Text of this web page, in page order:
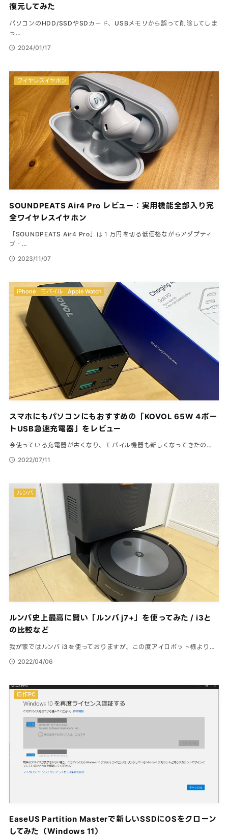
復元してみた
パソコンのHDD/SSDやSDカード、USBメモリから誤って削除してしま
っ…
2024/01/17
SOUNDPEATS Air4 Pro レビュー：実用機能全部入り完
全ワイヤレスイヤホン
「SOUNDPEATS Air4 Pro」は１万円を切る低価格ながらアダプティ
ブ・…
2023/11/07
ワイヤレスイヤホン
スマホにもパソコンにもおすすめの「KOVOL 65W 4ポー
トUSB急速充電器」をレビュー
今使っている充電器が古くなり、モバイル機器も新しくなってきたの…
2022/07/11
iPhone モバイル Apple Watch
ルンバ史上最高に賢い「ルンバ j7+」を使ってみた / i3と
の比較など
我が家ではルンバ i3を使っておりますが、この度アイロボット様より…
2022/04/06
ルンバ
EaseUS Partition Masterで新しいSSDにOSをクローン
してみた（Windows 11）
自作PC